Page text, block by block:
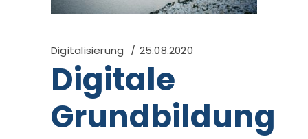
Digitalisierung 25.08.2020
Digitale